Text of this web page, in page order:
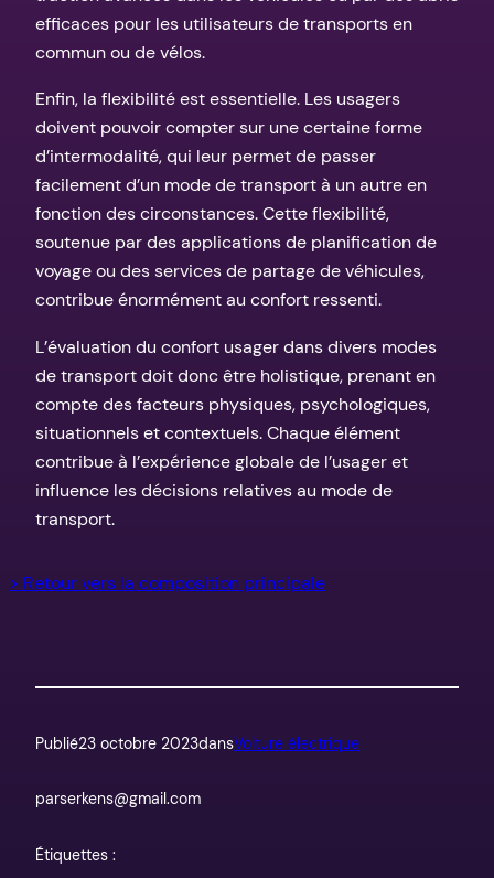
efficaces pour les utilisateurs de transports en
commun ou de vélos.
Enfin, la flexibilité est essentielle. Les usagers
doivent pouvoir compter sur une certaine forme
d’intermodalité, qui leur permet de passer
facilement d’un mode de transport à un autre en
fonction des circonstances. Cette flexibilité,
soutenue par des applications de planification de
voyage ou des services de partage de véhicules,
contribue énormément au confort ressenti.
L’évaluation du confort usager dans divers modes
de transport doit donc être holistique, prenant en
compte des facteurs physiques, psychologiques,
situationnels et contextuels. Chaque élément
contribue à l’expérience globale de l’usager et
influence les décisions relatives au mode de
transport.
> Retour vers la composition principale
Publié23 octobre 2023dansVoiture électrique
parserkens@gmail.com
Étiquettes :